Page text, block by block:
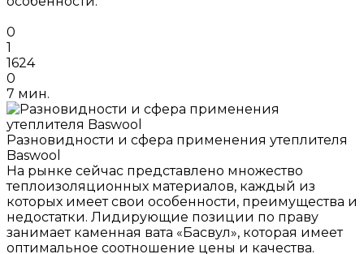
0
1
1624
0
7 мин.
Разновидности и сфера применения утеплителя
Baswool
На рынке сейчас представлено множество
теплоизоляционных материалов, каждый из
которых имеет свои особенности, преимущества и
недостатки. Лидирующие позиции по праву
занимает каменная вата «Басвул», которая имеет
оптимальное соотношение цены и качества.